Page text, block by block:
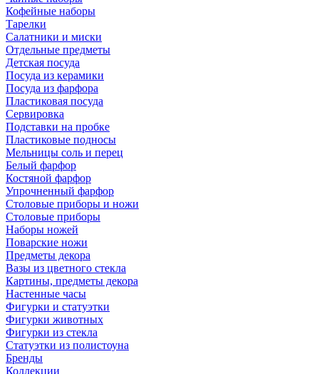
Кофейные наборы
Тарелки
Салатники и миски
Отдельные предметы
Детская посуда
Посуда из керамики
Посуда из фарфора
Пластиковая посуда
Сервировка
Подставки на пробке
Пластиковые подносы
Мельницы соль и перец
Белый фарфор
Костяной фарфор
Упрочненный фарфор
Столовые приборы и ножи
Столовые приборы
Наборы ножей
Поварские ножи
Предметы декора
Вазы из цветного стекла
Картины, предметы декора
Настенные часы
Фигурки и статуэтки
Фигурки животных
Фигурки из стекла
Статуэтки из полистоуна
Бренды
Коллекции